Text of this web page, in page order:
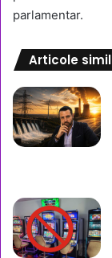
parlamentar.
Articole